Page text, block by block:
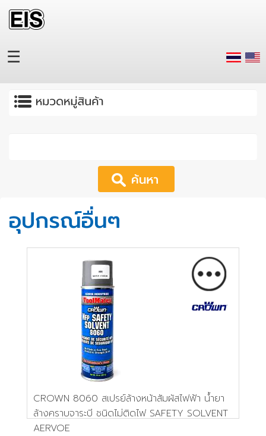
Skip to main content
☰
Apply
อุปกรณ์อื่นๆ
CROWN 8060 สเปรย์ล้างหน้าสัมผัสไฟฟ้า น้ำยา
ล้างคราบจาระบี ชนิดไม่ติดไฟ SAFETY SOLVENT
AERVOE